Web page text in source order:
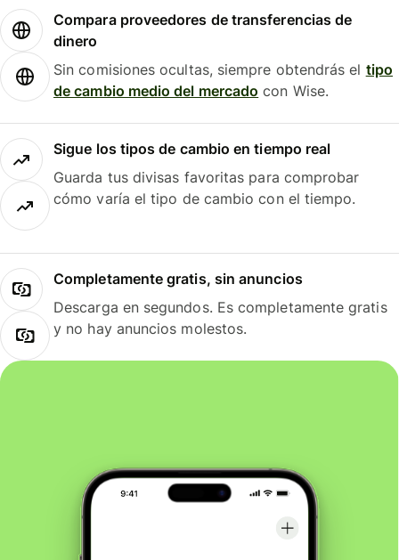
Compara proveedores de transferencias de
dinero
Sin comisiones ocultas, siempre obtendrás el tipo
de cambio medio del mercado con Wise.
Sigue los tipos de cambio en tiempo real
Guarda tus divisas favoritas para comprobar
cómo varía el tipo de cambio con el tiempo.
Completamente gratis, sin anuncios
Descarga en segundos. Es completamente gratis
y no hay anuncios molestos.